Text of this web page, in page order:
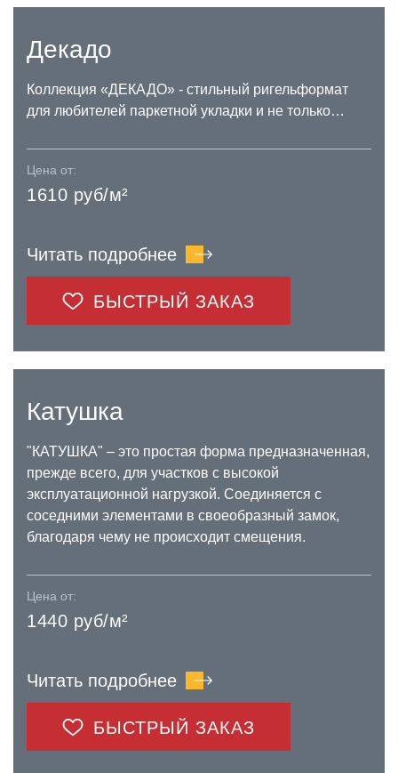
Декадо
Коллекция «ДЕКАДО» - стильный ригельформат
для любителей паркетной укладки и не только…
Цена от:
1610 руб/м²
Читать подробнее
БЫСТРЫЙ ЗАКАЗ
Катушка
"КАТУШКА" – это простая форма предназначенная,
прежде всего, для участков с высокой
эксплуатационной нагрузкой. Соединяется с
соседними элементами в своеобразный замок,
благодаря чему не происходит смещения.
Цена от:
1440 руб/м²
Читать подробнее
БЫСТРЫЙ ЗАКАЗ